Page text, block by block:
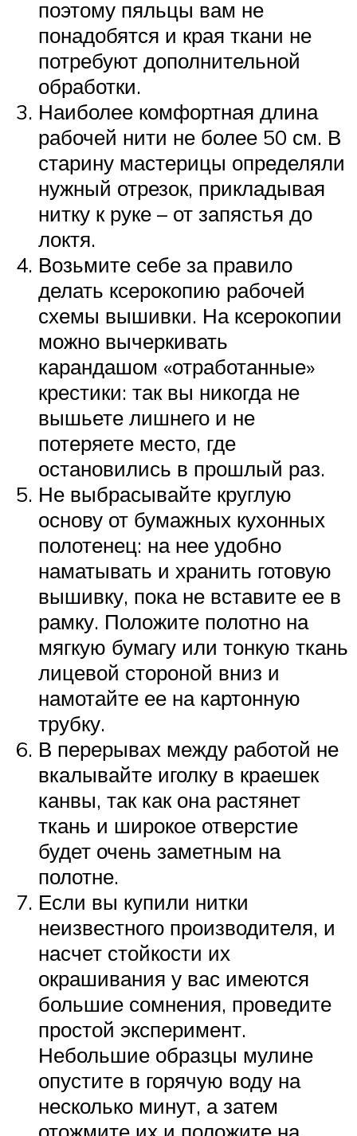
поэтому пяльцы вам не
понадобятся и края ткани не
потребуют дополнительной
обработки.
Наиболее комфортная длина
рабочей нити не более 50 см. В
старину мастерицы определяли
нужный отрезок, прикладывая
нитку к руке – от запястья до
локтя.
Возьмите себе за правило
делать ксерокопию рабочей
схемы вышивки. На ксерокопии
можно вычеркивать
карандашом «отработанные»
крестики: так вы никогда не
вышьете лишнего и не
потеряете место, где
остановились в прошлый раз.
Не выбрасывайте круглую
основу от бумажных кухонных
полотенец: на нее удобно
наматывать и хранить готовую
вышивку, пока не вставите ее в
рамку. Положите полотно на
мягкую бумагу или тонкую ткань
лицевой стороной вниз и
намотайте ее на картонную
трубку.
В перерывах между работой не
вкалывайте иголку в краешек
канвы, так как она растянет
ткань и широкое отверстие
будет очень заметным на
полотне.
Если вы купили нитки
неизвестного производителя, и
насчет стойкости их
окрашивания у вас имеются
большие сомнения, проведите
простой эксперимент.
Небольшие образцы мулине
опустите в горячую воду на
несколько минут, а затем